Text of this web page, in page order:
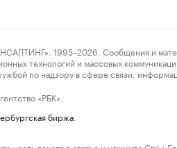
1995–2026. Сообщения и
технологий и массовых
по надзору в сфере связи,
«РБК».
биржа